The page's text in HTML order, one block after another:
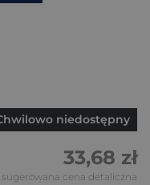
niedostępny
33,68 zł
sugerowana cena detaliczna